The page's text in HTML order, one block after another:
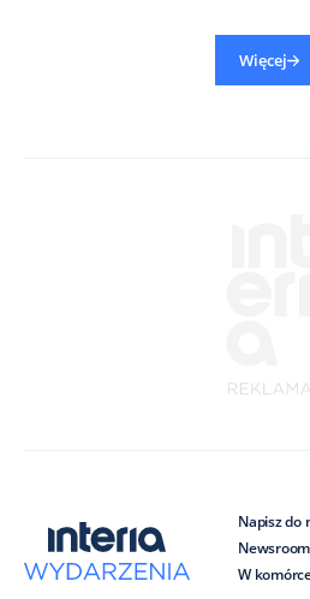
Więcej
Napisz do
Newsroom
W